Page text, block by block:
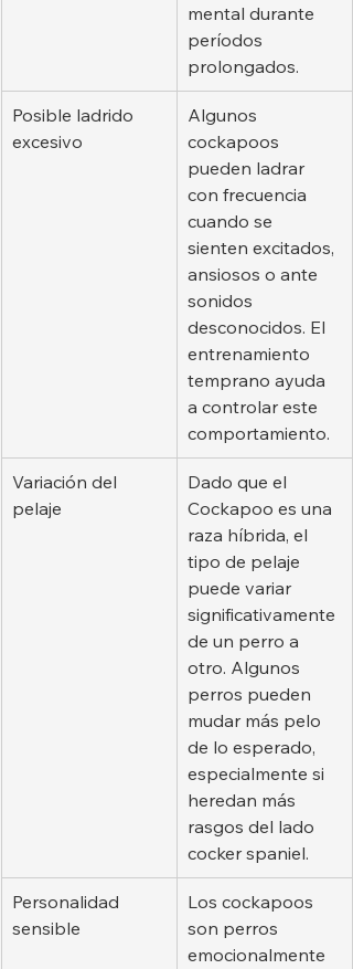
mental durante
períodos
prolongados.
Posible ladrido
excesivo
Algunos
cockapoos
pueden ladrar
con frecuencia
cuando se
sienten excitados,
ansiosos o ante
sonidos
desconocidos. El
entrenamiento
temprano ayuda
a controlar este
comportamiento.
Variación del
pelaje
Dado que el
Cockapoo es una
raza híbrida, el
tipo de pelaje
puede variar
significativamente
de un perro a
otro. Algunos
perros pueden
mudar más pelo
de lo esperado,
especialmente si
heredan más
rasgos del lado
cocker spaniel.
Personalidad
sensible
Los cockapoos
son perros
emocionalmente